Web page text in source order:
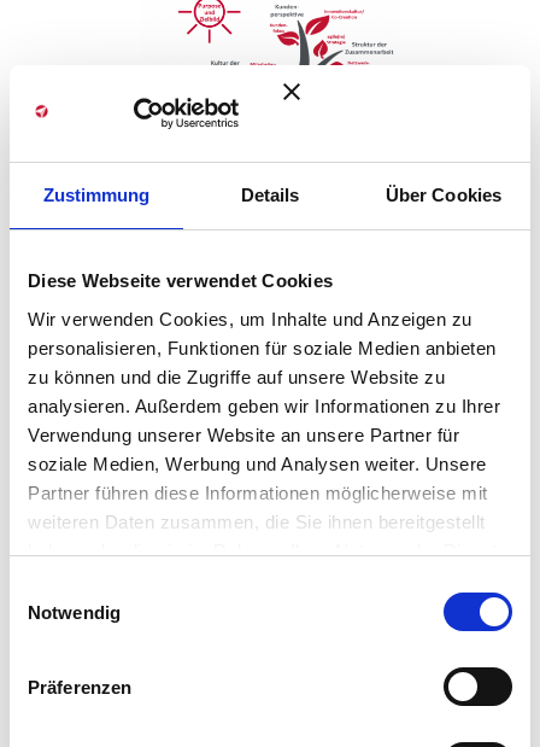
Zustimmung Details Über Cookies
Diese Webseite verwendet Cookies
Wir verwenden Cookies, um Inhalte und Anzeigen zu
personalisieren, Funktionen für soziale Medien anbieten
zu können und die Zugriffe auf unsere Website zu
analysieren. Außerdem geben wir Informationen zu Ihrer
Verwendung unserer Website an unsere Partner für
soziale Medien, Werbung und Analysen weiter. Unsere
Partner führen diese Informationen möglicherweise mit
weiteren Daten zusammen, die Sie ihnen bereitgestellt
haben oder die sie im Rahmen Ihrer Nutzung der Dienste
Cookies, wenn Sie unsere Webseite weiterhin nutzen.
Notwendig
Präferenzen